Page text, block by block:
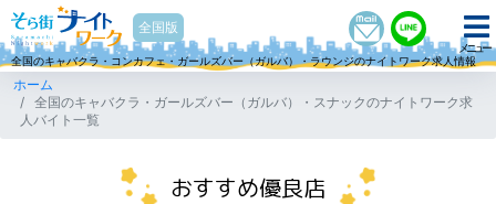
メニュー
そら街ナイトワーク
全国版
全国のキャバクラ・コンカフェ・ガールズバー（ガルバ）・ラウンジのナイトワーク求人情報
ホーム
人バイト一覧
おすすめ優良店